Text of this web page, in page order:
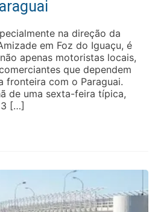
na direção da
em Foz do Iguaçu, é
apenas motoristas locais,
que dependem
fronteira com o Paraguai.
de uma sexta-feira típica,
3 […]